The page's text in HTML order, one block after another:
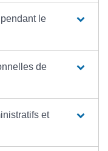
le
de
et